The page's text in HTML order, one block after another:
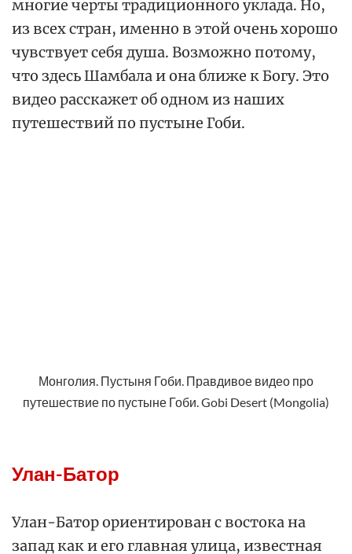
многие черты традиционного уклада. Но,
из всех стран, именно в этой очень хорошо
чувствует себя душа. Возможно потому,
что здесь Шамбала и она ближе к Богу. Это
видео расскажет об одном из наших
путешествий по пустыне Гоби.
Монголия. Пустыня Гоби. Правдивое видео про
путешествие по пустыне Гоби. Gobi Desert (Mongolia)
Улан-Батор
Улан-Батор ориентирован с востока на
запад как и его главная улица, известная